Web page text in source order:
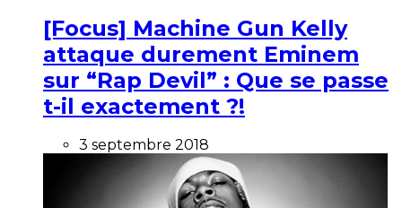
[Focus] Machine Gun Kelly
attaque durement Eminem
sur “Rap Devil” : Que se passe
t-il exactement ?!
3 septembre 2018